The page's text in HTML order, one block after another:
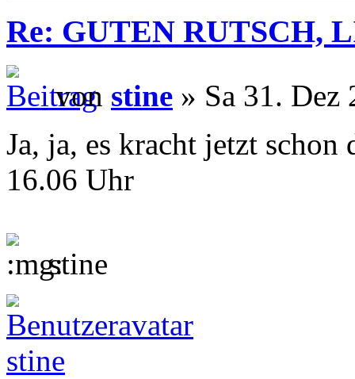
Re: GUTEN RUTSCH,
von stine » Sa 31. Dez
Ja, ja, es kracht jetzt schon
16.06 Uhr
stine
stine